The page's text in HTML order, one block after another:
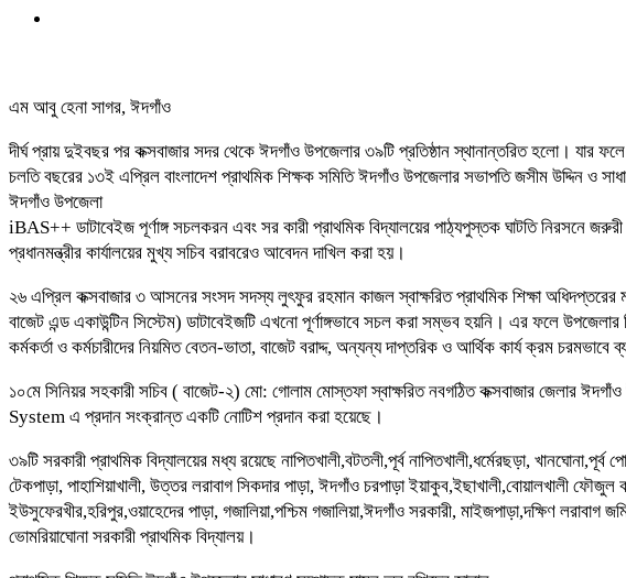
এম আবু হেনা সাগর, ঈদগাঁও
দীর্ঘ প্রায় দুইবছর পর কক্সবাজার সদর থেকে ঈদগাঁও উপজেলার ৩৯টি প্রতিষ্ঠান স্থানান্তরিত হলো। যার
চলতি বছরের ১৩ই এপ্রিল বাংলাদেশ প্রাথমিক শিক্ষক সমিতি ঈদগাঁও উপজেলার সভাপতি জসীম উদ্দিন ও
ঈদগাঁও উপজেলা
iBAS++ ডাটাবেইজ পূর্ণাঙ্গ সচলকরন এবং সর কারী প্রাথমিক বিদ্যালয়ের পাঠ্যপুস্তক ঘাটতি নিরসনে
প্রধানমন্ত্রীর কার্যালয়ের মুখ্য সচিব বরাবরেও আবেদন দাখিল করা হয়।
২৬ এপ্রিল কক্সবাজার ৩ আসনের সংসদ সদস্য লুৎফুর রহমান কাজল স্বাক্ষরিত প্রাথমিক শিক্ষা
বাজেট এন্ড একাউন্টিন সিস্টেম) ডাটাবেইজটি এখনো পূর্ণাঙ্গভাবে সচল করা সম্ভব হয়নি। এর ফলে উপজেলার
কর্মকর্তা ও কর্মচারীদের নিয়মিত বেতন-ভাতা, বাজেট বরাদ্দ, অন্যন্য দাপ্তরিক ও আর্থিক কার্য ক্রম
১০মে সিনিয়র সহকারী সচিব ( বাজেট-২) মো: গোলাম মোস্তফা স্বাক্ষরিত নবগঠিত কক্সবাজার জেলার
System এ প্রদান সংক্রান্ত একটি নোটিশ প্রদান করা হয়েছে।
৩৯টি সরকারী প্রাথমিক বিদ্যালয়ের মধ্য রয়েছে নাপিতখালী,বটতলী,পূর্ব নাপিতখালী,ধর্মেরছড়া,
টেকপাড়া, পাহাশিয়াখালী, উত্তর লরাবাগ সিকদার পাড়া, ঈদগাঁও চরপাড়া ইয়াকুব,ইছাখালী,বোয়ালখালী ফৌজুল
ইউসুফেরখীর,হরিপুর,ওয়াহেদের পাড়া, গজালিয়া,পশ্চিম গজালিয়া,ঈদগাঁও সরকারী, মাইজপাড়া,দক্ষিণ লরাবাগ
ভোমরিয়াঘোনা সরকারী প্রাথমিক বিদ্যালয়।